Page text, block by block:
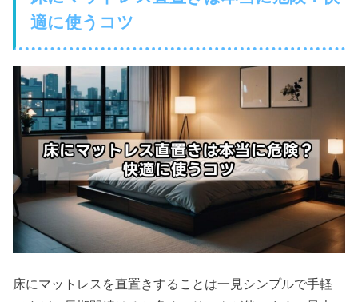
適に使うコツ
床にマットレスを直置きすることは一見シンプルで手軽